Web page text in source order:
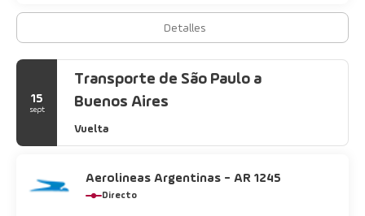
Detalles
15
sept
Transporte de São Paulo a
Buenos Aires
Vuelta
Aerolineas Argentinas - AR 1245
Directo